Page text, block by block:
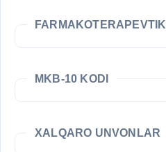
MKB-10 KODI
XALQARO UNVONLAR